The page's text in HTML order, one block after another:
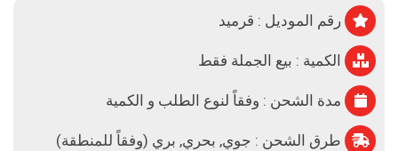
رقم الموديل : قرميد
الكمية : بيع الجملة فقط
مدة الشحن : وفقاً لنوع الطلب و الكمية
طرق الشحن : جوي, بحري, بري (وفقاً للمنطقة)